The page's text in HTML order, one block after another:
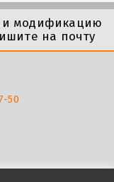
и модификацию
на почту
50